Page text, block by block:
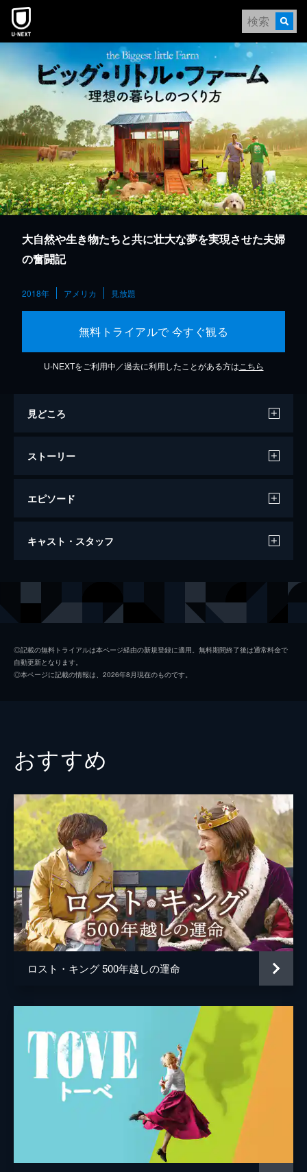
本文へスキップ
大自然や生き物たちと共に壮大な夢を実現させた夫婦
の奮闘記
2018年 アメリカ 見放題
無料トライアルで 今すぐ観る
U-NEXTをご利用中／過去に利用したことがある方は こちら
見どころ
ストーリー
エピソード
ビッグ・リトル・ファーム 理想の暮らし
キャスト・スタッフ
モリー・チェスター
脚本
◎記載の無料トライアルは本ページ経由の新規登録に適用。無料期間終了後は通常料金で
自動更新となります。
◎本ページに記載の情報は、2026年8月現在のものです。
おすすめ
ロスト・キング 500年越しの運命